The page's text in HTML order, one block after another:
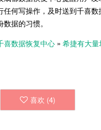
任何写操作，及时送到千喜数
据的习惯。
喜数据恢复中心 » 希捷有大
喜欢 (4)